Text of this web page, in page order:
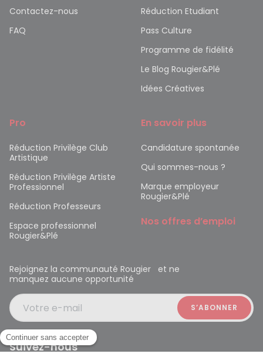
Contactez-nous
FAQ
Réduction Etudiant
Pass Culture
Programme de fidélité
Le Blog Rougier&Plé
Idées Créatives
Pro
Réduction Privilège Club
Artistique
Réduction Privilège Artiste
Professionnel
Réduction Professeurs
Espace professionnel
Rougier&Plé
En savoir plus
Candidature spontanée
Qui sommes-nous ?
Marque employeur
Rougier&Plé
Nos offres d’emploi
Rejoignez la communauté Rougier et ne
manquez aucune opportunité
Votre e-mail
Suivez-nous